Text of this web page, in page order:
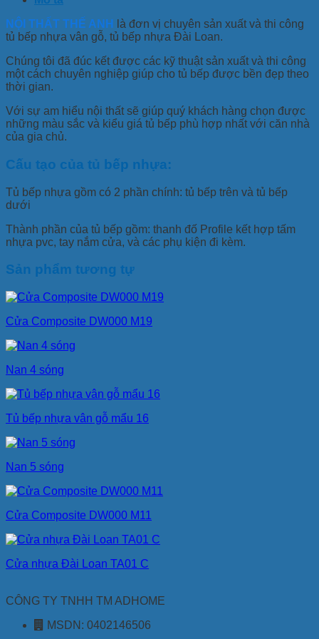
NỘI THẤT THẾ ANH
là đơn vị chuyên sản xuất và thi công
tủ bếp nhựa vân gỗ, tủ bếp nhựa Đài Loan.
Chúng tôi đã đúc kết được các kỹ thuật sản xuất và thi công
một cách chuyên nghiệp giúp cho tủ bếp được bền đẹp theo
thời gian.
Với sự am hiểu nội thất sẽ giúp quý khách hàng chọn được
những màu sắc và kiểu giá tủ bếp phù hợp nhất với căn nhà
của gia chủ.
Cấu tạo của tủ bếp nhựa:
Tủ bếp nhựa gồm có 2 phần chính: tủ bếp trên và tủ bếp
dưới
Thành phần của tủ bếp gồm: thanh đố Profile kết hợp tấm
nhựa pvc, tay nắm cửa, và các phụ kiện đi kèm.
Sản phẩm tương tự
Cửa Composite DW000 M19
Nan 4 sóng
Tủ bếp nhựa vân gỗ mẩu 16
Nan 5 sóng
Cửa Composite DW000 M11
Cửa nhựa Đài Loan TA01 C
CÔNG TY TNHH TM ADHOME
MSDN: 0402146506